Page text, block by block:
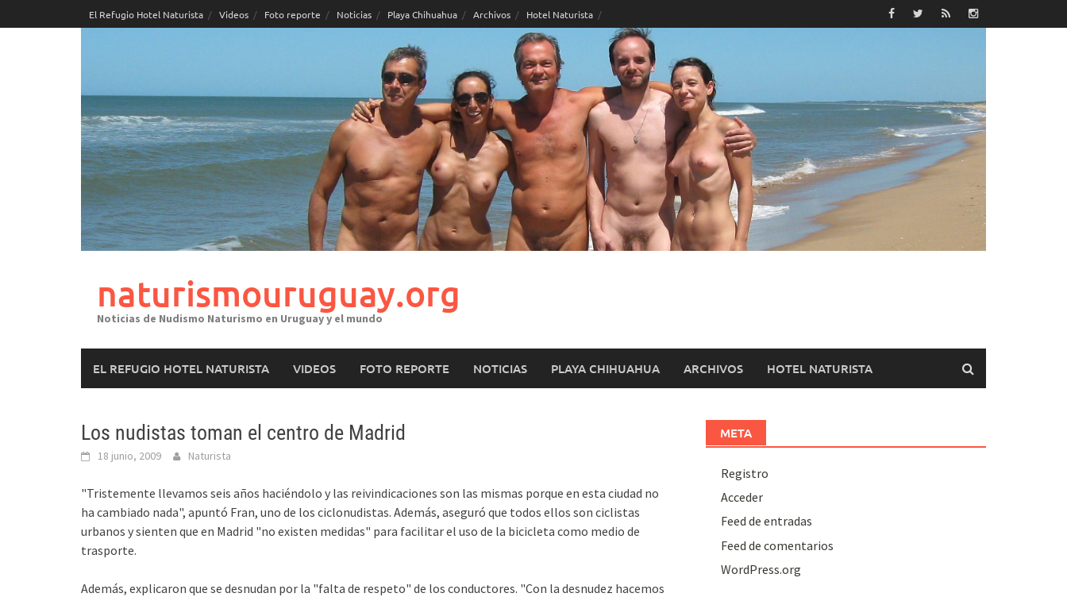
to
El Refugio Hotel Naturista Videos Foto reporte Noticias Playa Chihuahua Archivos Hotel Naturista
naturismouruguay.org
Noticias de Nudismo Naturismo en Uruguay y el mundo
EL REFUGIO HOTEL NATURISTA VIDEOS FOTO REPORTE NOTICIAS PLAYA CHIHUAHUA ARCHIVOS HOTEL NATURISTA
Los nudistas toman el centro de Madrid
18 junio, 2009 Naturista
"Tristemente llevamos seis años haciéndolo y las reivindicaciones son las mismas porque en esta ciudad no
ha cambiado nada", apuntó Fran, uno de los ciclonudistas. Además, aseguró que todos ellos son ciclistas
urbanos y sienten que en Madrid "no existen medidas" para facilitar el uso de la bicicleta como medio de
trasporte.
Además, explicaron que se desnudan por la "falta de respeto" de los conductores. "Con la desnudez hacemos
META
Registro
Acceder
Feed de entradas
Feed de comentarios
WordPress.org